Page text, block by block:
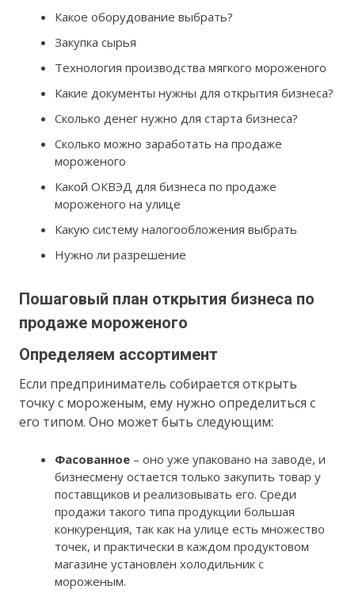
Какое оборудование выбрать?
Закупка сырья
Технология производства мягкого мороженого
Какие документы нужны для открытия бизнеса?
Сколько денег нужно для старта бизнеса?
Сколько можно заработать на продаже
мороженого
Какой ОКВЭД для бизнеса по продаже
мороженого на улице
Какую систему налогообложения выбрать
Нужно ли разрешение
Пошаговый план открытия бизнеса по
продаже мороженого
Определяем ассортимент
Если предприниматель собирается открыть
точку с мороженым, ему нужно определиться с
его типом. Оно может быть следующим:
Фасованное – оно уже упаковано на заводе, и
бизнесмену остается только закупить товар у
поставщиков и реализовывать его. Среди
продажи такого типа продукции большая
конкуренция, так как на улице есть множество
точек, и практически в каждом продуктовом
магазине установлен холодильник с
мороженым.